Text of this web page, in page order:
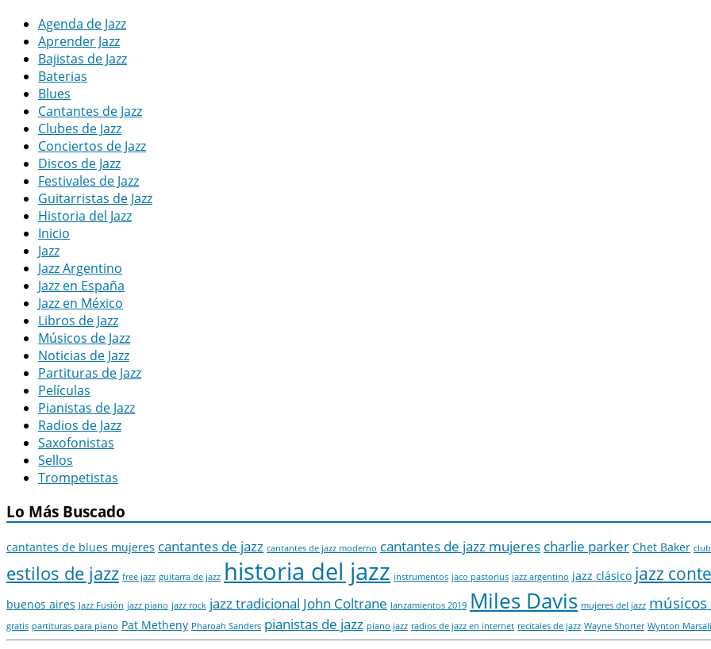
Agenda de Jazz
Aprender Jazz
Bajistas de Jazz
Baterias
Blues
Cantantes de Jazz
Clubes de Jazz
Conciertos de Jazz
Discos de Jazz
Festivales de Jazz
Guitarristas de Jazz
Historia del Jazz
Inicio
Jazz
Jazz Argentino
Jazz en España
Jazz en México
Libros de Jazz
Músicos de Jazz
Noticias de Jazz
Partituras de Jazz
Películas
Pianistas de Jazz
Radios de Jazz
Saxofonistas
Sellos
Trompetistas
Lo Más Buscado
cantantes de blues mujeres cantantes de jazz cantantes de jazz moderno cantantes de jazz mujeres charlie parker Chet Baker
estilos de jazz free jazz guitarra de jazz historia del jazz instrumentos jaco pastorius jazz argentino jazz clásico jazz
buenos aires Jazz Fusión jazz piano jazz rock jazz tradicional John Coltrane lanzamientos 2019 Miles Davis mujeres del jazz
gratis partituras para piano Pat Metheny Pharoah Sanders pianistas de jazz piano jazz radios de jazz en internet recitales de jazz Wayne Shorter Wynton